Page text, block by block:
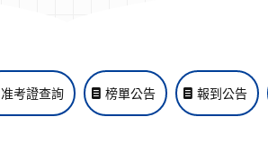
准考證查詢 榜單公告 報到公告